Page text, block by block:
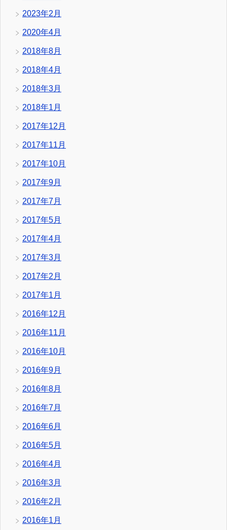
2023年2月
2020年4月
2018年8月
2018年4月
2018年3月
2018年1月
2017年12月
2017年11月
2017年10月
2017年9月
2017年7月
2017年5月
2017年4月
2017年3月
2017年2月
2017年1月
2016年12月
2016年11月
2016年10月
2016年9月
2016年8月
2016年7月
2016年6月
2016年5月
2016年4月
2016年3月
2016年2月
2016年1月